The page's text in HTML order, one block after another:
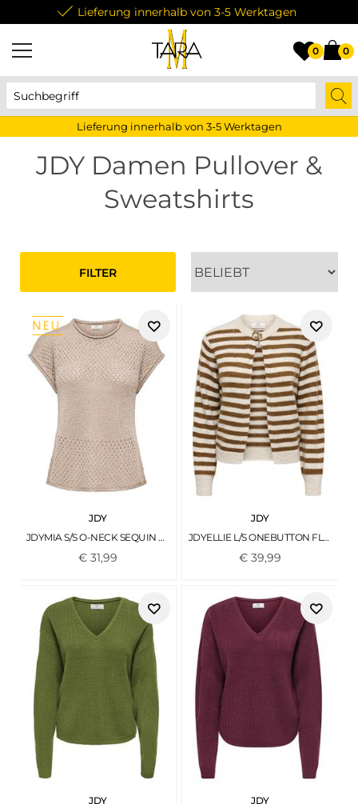
Lieferung innerhalb von 3-5 Werktagen
0 0
Lieferung innerhalb von 3-5 Werktagen
JDY Damen Pullover &
Sweatshirts
FILTER
JDY
JDYMIA S/S O-NECK SEQUIN PULLOVER KNT PLAZA TAUPE
€ 31,99
JDY
JDYELLIE L/S ONEBUTTON FLOWER CARDI KNT SANDSHELL2
€39,99
JDY
JDY